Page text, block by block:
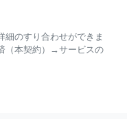
細のすり合わせができま
（本契約）→サービスの